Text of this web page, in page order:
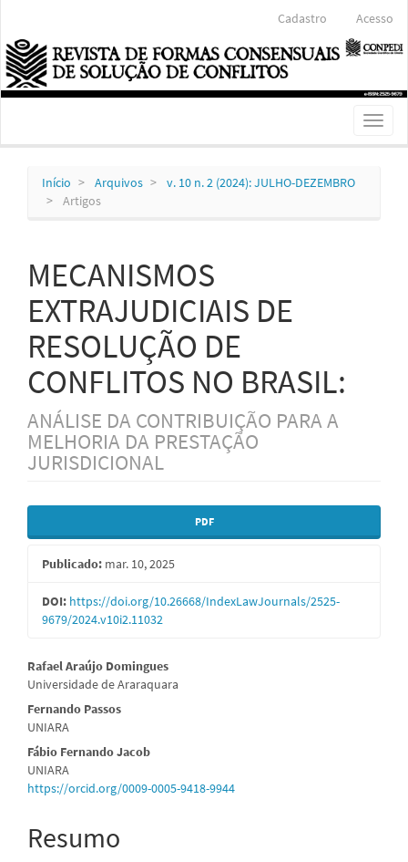
Conteúdo
principal
Barra
Lateral
Cadastro Acesso
Toggle
Início Arquivos
v. 10 n. 2 (2024): JULHO-DEZEMBRO
Artigos
MECANISMOS
EXTRAJUDICIAIS DE
RESOLUÇÃO DE
CONFLITOS NO BRASIL:
ANÁLISE DA CONTRIBUIÇÃO PARA A
MELHORIA DA PRESTAÇÃO
JURISDICIONAL
Barra
lateral
de
artigos
PDF
Publicado: mar. 10, 2025
DOI: https://doi.org/10.26668/IndexLawJournals/2525-
9679/2024.v10i2.11032
Conteúdo
do
artigo
principal
Rafael Araújo Domingues
Universidade de Araraquara
Fernando Passos
UNIARA
Fábio Fernando Jacob
UNIARA
https://orcid.org/0009-0005-9418-9944
Resumo